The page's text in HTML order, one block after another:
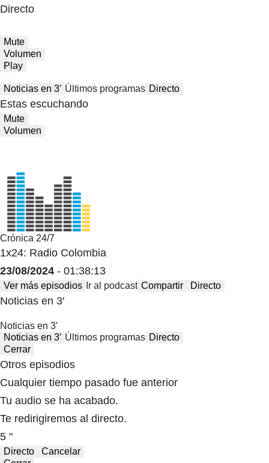
Directo
Mute
Volumen
Play
Noticias en 3′ Últimos programas Directo
Estas escuchando
Mute
Volumen
Crónica 24/7
1x24: Radio Colombia
23/08/2024 - 01:38:13
Ver más episodios Ir al podcast Compartir Directo
Noticias en 3′
Noticias en 3′
Noticias en 3′ Últimos programas Directo
Cerrar
Otros episodios
Cualquier tiempo pasado fue anterior
Tu audio se ha acabado.
Te redirigiremos al directo.
5 "
Directo
Cancelar